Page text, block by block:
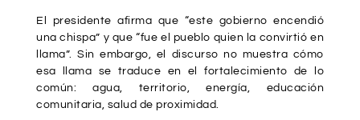
El presidente afirma que “este gobierno encendió
una chispa” y que “fue el pueblo quien la convirtió en
llama”. Sin embargo, el discurso no muestra cómo
esa llama se traduce en el fortalecimiento de lo
común: agua, territorio, energía, educación
comunitaria, salud de proximidad.